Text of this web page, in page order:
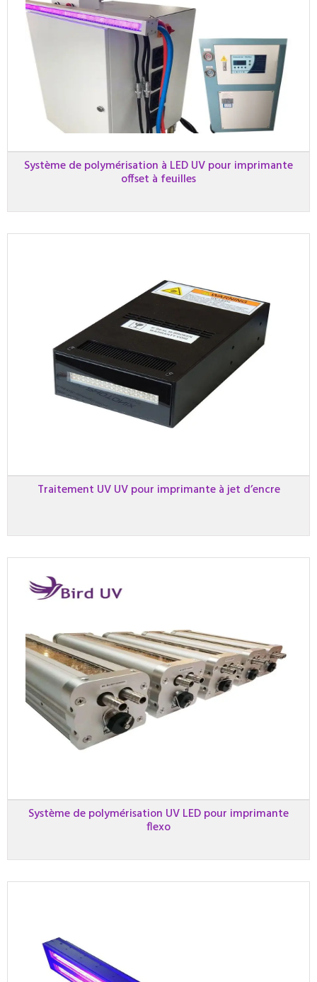
Système de polymérisation à LED UV pour imprimante
offset à feuilles
Traitement UV UV pour imprimante à jet d’encre
Système de polymérisation UV LED pour imprimante
flexo